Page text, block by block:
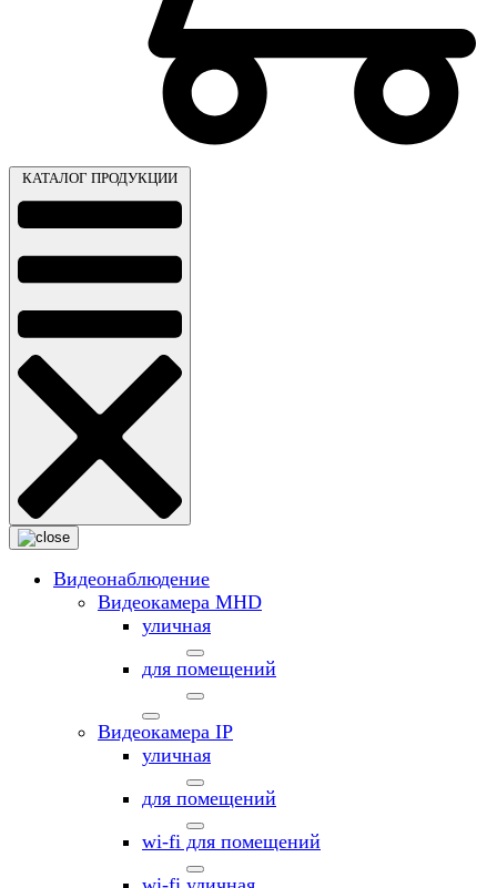
КАТАЛОГ ПРОДУКЦИИ
Видеонаблюдение
Видеокамера MНD
уличная
для помещений
Видеокамера IP
уличная
для помещений
wi-fi для помещений